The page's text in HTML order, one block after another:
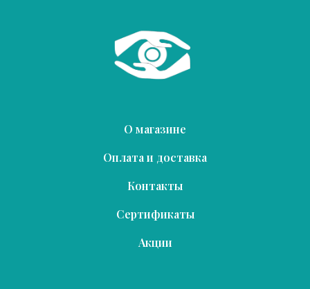
О магазине
Оплата и доставка
Контакты
Сертификаты
Акции